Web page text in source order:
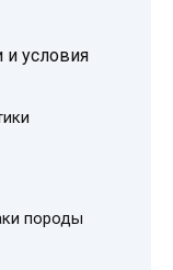
условия
породы